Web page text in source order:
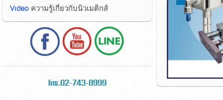
Videoความรู้เกี่ยวกับนิวเมติกส์
โทร.02-743-8999